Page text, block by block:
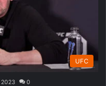
UFC
0